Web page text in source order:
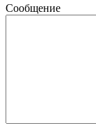
Сообщение